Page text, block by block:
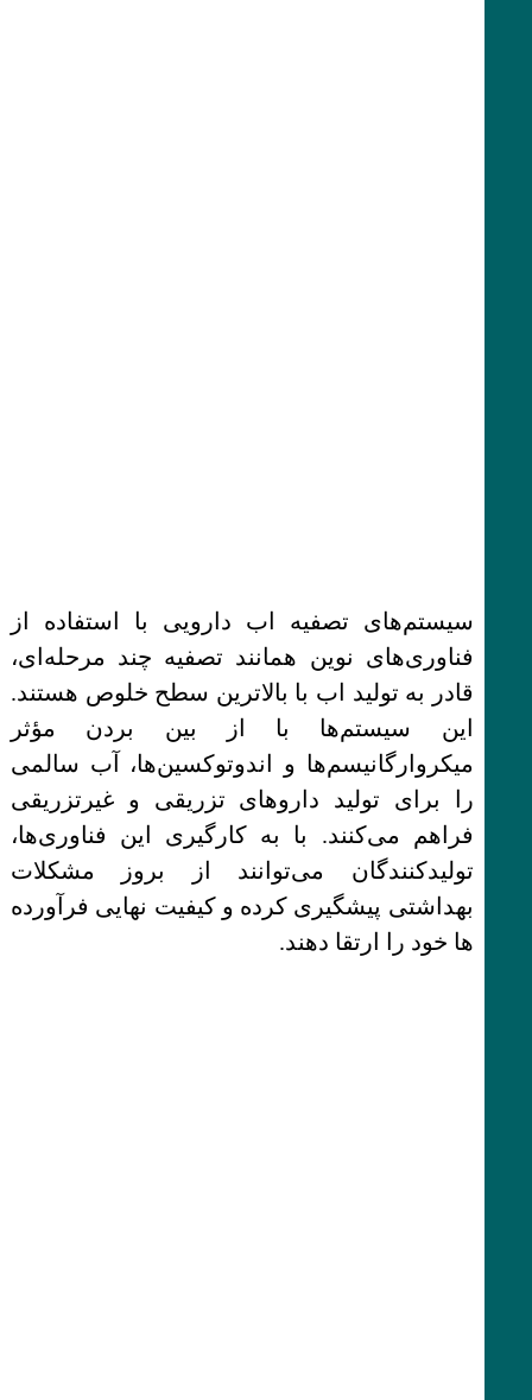
سیستم‌های تصفیه اب دارویی با استفاده از
فناوری‌های نوین همانند تصفیه چند مرحله‌ای،
قادر به تولید اب با بالاترین سطح خلوص هستند.
این سیستم‌ها با از بین بردن مؤثر
میکروارگانیسم‌ها و اندوتوکسین‌ها، آب سالمی
را برای تولید داروهای تزریقی و غیرتزریقی
فراهم می‌کنند. با به کارگیری این فناوری‌ها،
تولیدکنندگان می‌توانند از بروز مشکلات
بهداشتی پیشگیری کرده و کیفیت نهایی فرآورده
ها خود را ارتقا دهند.